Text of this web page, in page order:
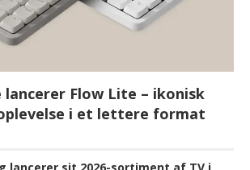
lancerer Flow Lite – ikonisk
i et lettere format
lancerer sit 2026-sortiment af TV i